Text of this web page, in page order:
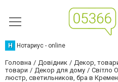
Н Нотариус - online
Головна Довідник
Декор,
товари
Декор для дому
Світло
люстр, светильников, бра в